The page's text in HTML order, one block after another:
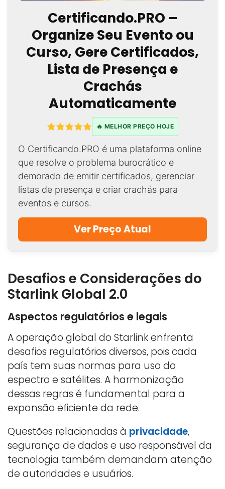
Certificando.PRO –
Organize Seu Evento ou
Curso, Gere Certificados,
Lista de Presença e
Crachás
Automaticamente
🔥 MELHOR PREÇO HOJE
O Certificando.PRO é uma plataforma online
que resolve o problema burocrático e
demorado de emitir certificados, gerenciar
listas de presença e criar crachás para
eventos e cursos.
Ver Preço Atual
Desafios e Considerações do
Starlink Global 2.0
Aspectos regulatórios e legais
A operação global do Starlink enfrenta
desafios regulatórios diversos, pois cada
país tem suas normas para uso do
espectro e satélites. A harmonização
dessas regras é fundamental para a
expansão eficiente da rede.
Questões relacionadas à privacidade,
segurança de dados e uso responsável da
tecnologia também demandam atenção
de autoridades e usuários.